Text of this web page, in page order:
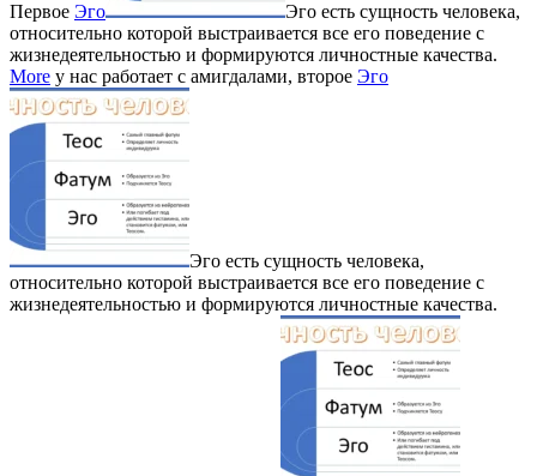
Первое Эго
Эго есть сущность человека,
относительно которой выстраивается все его поведение с
жизнедеятельностью и формируются личностные качества.
More у нас работает с амигдалами, второе Эго
Эго есть сущность человека,
относительно которой выстраивается все его поведение с
жизнедеятельностью и формируются личностные качества.